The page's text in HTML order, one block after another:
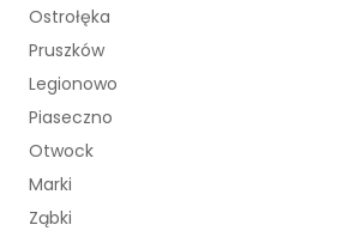
Ostrołęka
Pruszków
Legionowo
Piaseczno
Otwock
Marki
Ząbki